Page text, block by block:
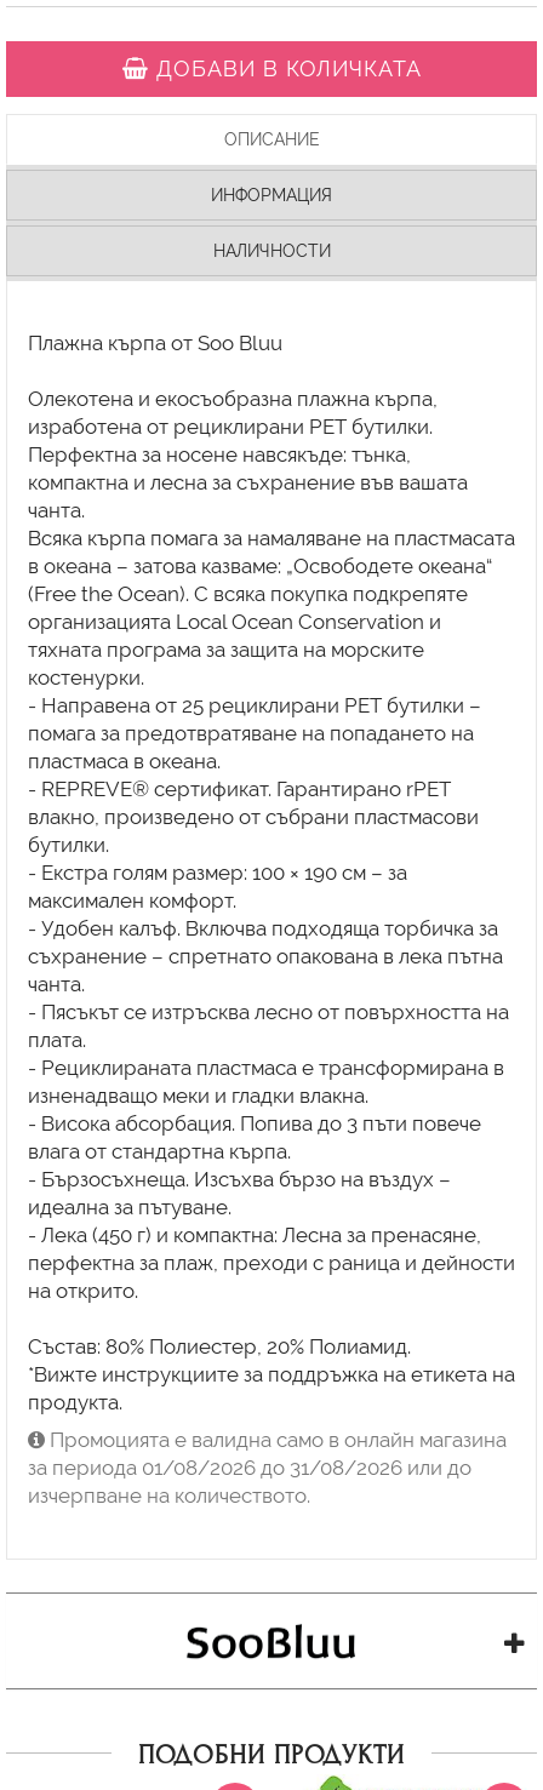
ДОБАВИ В КОЛИЧКАТА
ОПИСАНИЕ
ИНФОРМАЦИЯ
НАЛИЧНОСТИ
Плажна кърпа от Soo Bluu
Олекотена и екосъобразна плажна кърпа,
изработена от рециклирани PET бутилки.
Перфектна за носене навсякъде: тънка,
компактна и лесна за съхранение във вашата
чанта.
Всяка кърпа помага за намаляване на пластмасата
в океана – затова казваме: „Освободете океана“
(Free the Ocean). С всяка покупка подкрепяте
организацията Local Ocean Conservation и
тяхната програма за защита на морските
костенурки.
- Направена от 25 рециклирани PET бутилки –
помага за предотвратяване на попадането на
пластмаса в океана.
- REPREVE® сертификат. Гарантирано rPET
влакно, произведено от събрани пластмасови
бутилки.
- Екстра голям размер: 100 × 190 см – за
максимален комфорт.
- Удобен калъф. Включва подходяща торбичка за
съхранение – спретнато опакована в лека пътна
чанта.
- Пясъкът се изтръсква лесно от повърхността на
плата.
- Рециклираната пластмаса е трансформирана в
изненадващо меки и гладки влакна.
- Висока абсорбация. Попива до 3 пъти повече
влага от стандартна кърпа.
- Бързосъхнеща. Изсъхва бързо на въздух –
идеална за пътуване.
- Лека (450 г) и компактна: Лесна за пренасяне,
перфектна за плаж, преходи с раница и дейности
на открито.
Състав: 80% Полиестер, 20% Полиамид.
*Вижте инструкциите за поддръжка на етикета на
продукта.
Промоцията е валидна само в онлайн магазина
за периода 01/08/2026 до 31/08/2026 или до
изчерпване на количеството.
ПОДОБНИ ПРОДУКТИ